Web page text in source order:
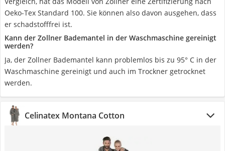
Oeko-Tex Standard 100. Sie können also davon ausgehen, dass
er schadstofffrei ist.
Kann der Zollner Bademantel in der Waschmaschine gereinigt
werden?
Ja, der Zollner Bademantel kann problemlos bis zu 95° C in der
Waschmaschine gereinigt und auch im Trockner getrocknet
werden.
Celinatex Montana Cotton